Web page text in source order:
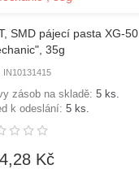
SMD pájecí pasta XG-50
35g
IN10131415
zásob na skladě: 5 ks.
k odeslání: 5 ks.
Kč